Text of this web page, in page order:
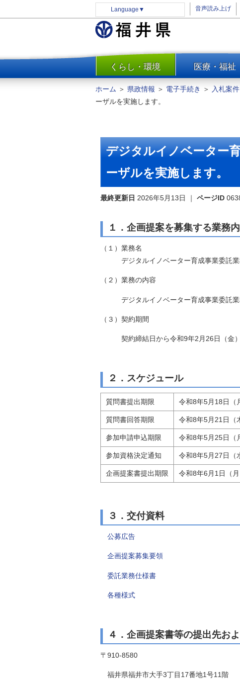
Language ▼ 音声読み上げ
一覧
くらし・環境 医療・福祉
防災
安全安心
住まい・土地
環境問題・廃棄物対策・リサ
イクル
まちづくり
交通・道路
自然
ホーム ＞ 県政情報 ＞ 電子手続き ＞ 入札案件
ーザルを実施します。
デジタルイノベーター
ーザルを実施します。
最終更新日 2026年5月13日 ｜ ページID
１．企画提案を募集する業務
（１）業務名
デジタルイノベーター育成事業委託業
（２）業務の内容
デジタルイノベーター育成事業委託業
（３）契約期間
契約締結日から令和9年2月26日（金
２．スケジュール
質問書提出期限 令和8年5月18日（
質問書回答期限 令和8年5月21日（
参加申請申込期限 令和8年5月25日（
参加資格決定通知 令和8年5月27日（
企画提案書提出期限 令和8年6月1日（月
３．交付資料
公募広告
企画提案募集要領
委託業務仕様書
各種様式
４．企画提案書等の提出先お
〒910-8580
福井県福井市大手3丁目17番地1号11階